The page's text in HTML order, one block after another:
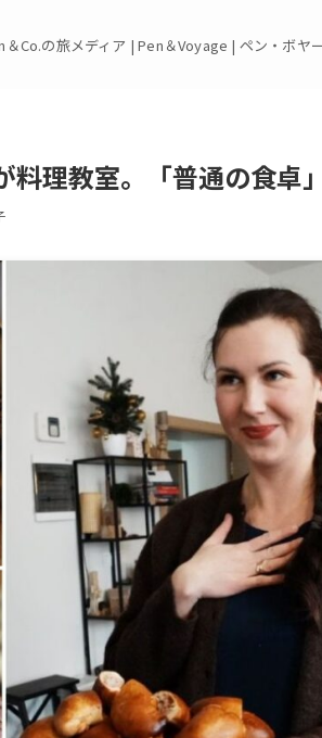
＆Co.の旅メディア | Pen＆Voyage | ペン・ボヤ
料理教室。「普通の食卓